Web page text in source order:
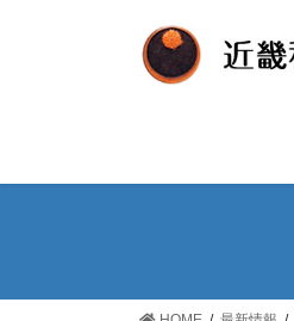
ス
ン